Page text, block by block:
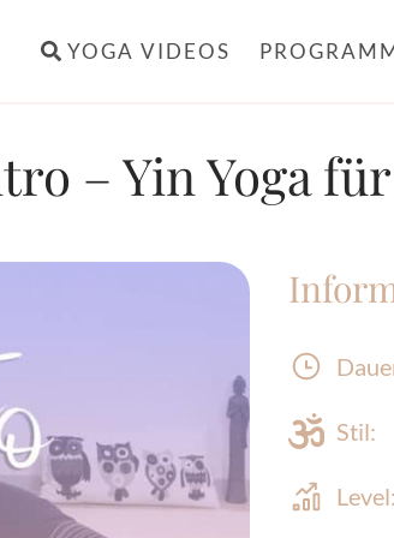
YOGA VIDEOS
– Yin Yoga
Stil:
Level: